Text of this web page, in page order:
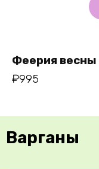
Феерия весны
₽995
Варганы